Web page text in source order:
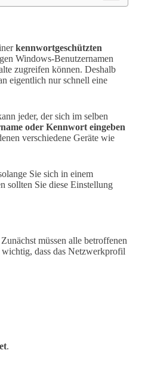
kennwortgeschützten
Windows-Benutzernamen
zugreifen können. Deshalb
eigentlich nur schnell eine
jeder, der sich im selben
oder Kennwort eingeben
verschiedene Geräte wie
Sie sich in einem
sollten Sie diese Einstellung
müssen alle betroffenen
dass das Netzwerkprofil
.